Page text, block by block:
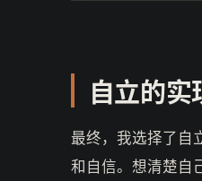
自立的实
最终，我选择了自
和自信。想清楚自